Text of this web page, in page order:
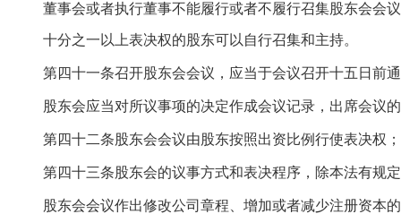
董事会或者执行董事不能履行或者不履行召集股东会会
十分之一以上表决权的股东可以自行召集和主持。
第四十一条召开股东会会议，应当于会议召开十五日前
股东会应当对所议事项的决定作成会议记录，出席会议
第四十二条股东会会议由股东按照出资比例行使表决权
第四十三条股东会的议事方式和表决程序，除本法有规
股东会会议作出修改公司章程、增加或者减少注册资本